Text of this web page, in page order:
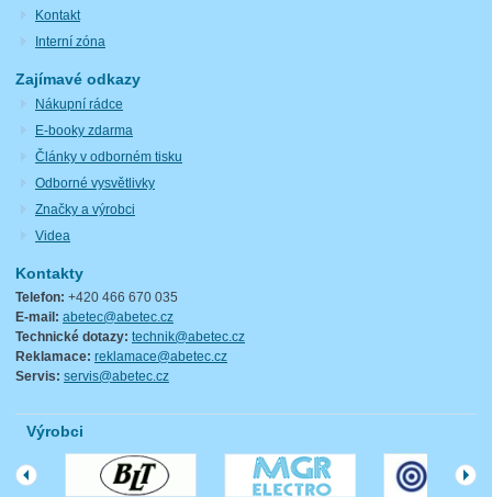
Kontakt
Interní zóna
Zajímavé odkazy
Nákupní rádce
E-booky zdarma
Články v odborném tisku
Odborné vysvětlivky
Značky a výrobci
Videa
Kontakty
Telefon: +420 466 670 035
E-mail: abetec@abetec.cz
Technické dotazy: technik@abetec.cz
Reklamace: reklamace@abetec.cz
Servis: servis@abetec.cz
Výrobci